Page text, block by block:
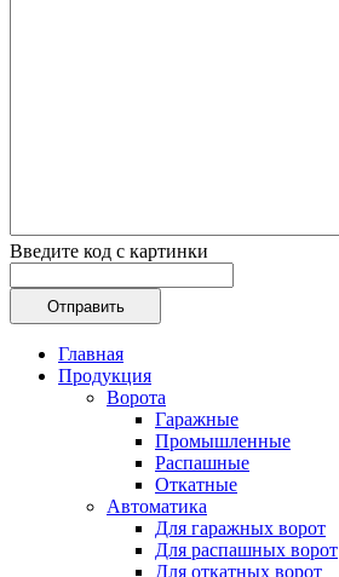
Введите код с картинки
Главная
Продукция
Ворота
Гаражные
Промышленные
Распашные
Откатные
Автоматика
Для гаражных ворот
Для распашных ворот
Для откатных ворот